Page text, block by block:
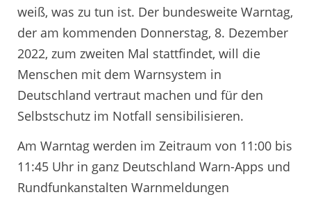
weiß, was zu tun ist. Der bundesweite Warntag,
der am kommenden Donnerstag, 8. Dezember
2022, zum zweiten Mal stattfindet, will die
Menschen mit dem Warnsystem in
Deutschland vertraut machen und für den
Selbstschutz im Notfall sensibilisieren.
Am Warntag werden im Zeitraum von 11:00 bis
11:45 Uhr in ganz Deutschland Warn-Apps und
Rundfunkanstalten Warnmeldungen